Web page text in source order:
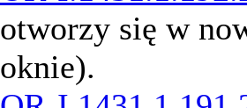
otworzy się w
oknie).